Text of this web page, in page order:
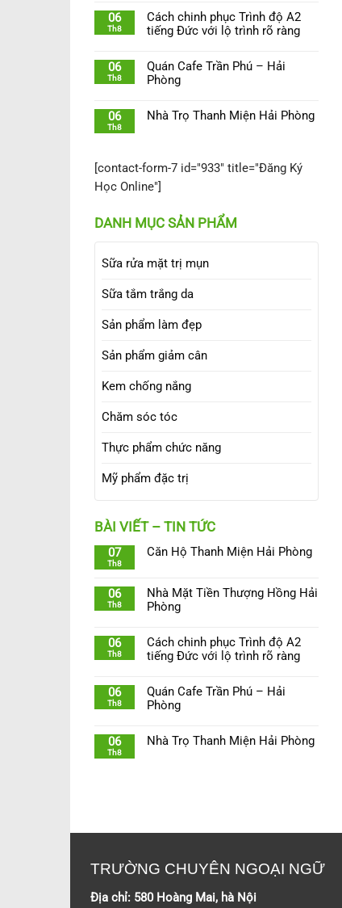
06
Th8
Cách chinh phục Trình độ A2
tiếng Đức với lộ trình rõ ràng
06
Th8
Quán Cafe Trần Phú – Hải
Phòng
06
Th8
Nhà Trọ Thanh Miện Hải Phòng
[contact-form-7 id="933" title="Đăng Ký
Học Online"]
DANH MỤC SẢN PHẨM
Sữa rửa mặt trị mụn
Sữa tắm trắng da
Sản phẩm làm đẹp
Sản phẩm giảm cân
Kem chống nắng
Chăm sóc tóc
Thực phẩm chức năng
Mỹ phẩm đặc trị
BÀI VIẾT – TIN TỨC
07
Th8
Căn Hộ Thanh Miện Hải Phòng
06
Th8
Nhà Mặt Tiền Thượng Hồng Hải
Phòng
06
Th8
Cách chinh phục Trình độ A2
tiếng Đức với lộ trình rõ ràng
06
Th8
Quán Cafe Trần Phú – Hải
Phòng
06
Th8
Nhà Trọ Thanh Miện Hải Phòng
TRƯỜNG CHUYÊN NGOẠI NGỮ
Địa chỉ: 580 Hoàng Mai, hà Nội